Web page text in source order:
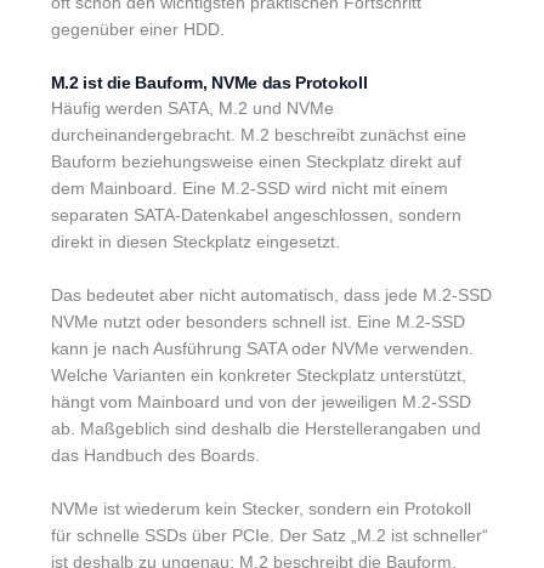
gegenüber einer HDD.
M.2 ist die Bauform, NVMe das Protokoll
Häufig werden SATA, M.2 und NVMe
durcheinandergebracht. M.2 beschreibt zunächst eine
Bauform beziehungsweise einen Steckplatz direkt auf
dem Mainboard. Eine M.2-SSD wird nicht mit einem
separaten SATA-Datenkabel angeschlossen, sondern
direkt in diesen Steckplatz eingesetzt.
Das bedeutet aber nicht automatisch, dass jede M.2-SSD
NVMe nutzt oder besonders schnell ist. Eine M.2-SSD
kann je nach Ausführung SATA oder NVMe verwenden.
Welche Varianten ein konkreter Steckplatz unterstützt,
hängt vom Mainboard und von der jeweiligen M.2-SSD
ab. Maßgeblich sind deshalb die Herstellerangaben und
das Handbuch des Boards.
NVMe ist wiederum kein Stecker, sondern ein Protokoll
für schnelle SSDs über PCIe. Der Satz „M.2 ist schneller“
ist deshalb zu ungenau: M.2 beschreibt die Bauform,